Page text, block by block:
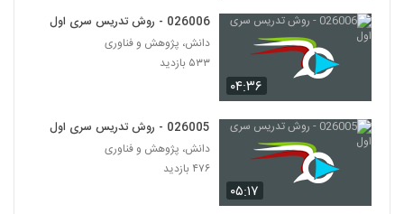
026022 - ارائه موثر (10)
23
۴۶۴ بازدید
24
026024 - ارائه موثر (12)
۵۳۲ بازدید
۰۴:۳۶
026006 - روش تدریس سری اول
دانش، پژوهش و فناوری
۵۳۳ بازدید
۰۵:۱۷
026005 - روش تدریس سری اول
دانش، پژوهش و فناوری
۴۷۶ بازدید